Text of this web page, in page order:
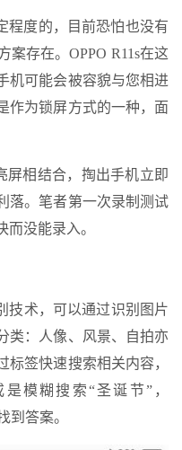
程度的，目前恐怕也没有
存在。OPPO R11s在这
机可能会被容貌与您相进
作为锁屏方式的一种，面
屏相结合，掏出手机立即
落。笔者第一次录制测试
没能录入。
技术，可以通过识别图片
类：人像、风景、自拍亦
签快速搜索相关内容，
模糊搜索“圣诞节”，
到答案。